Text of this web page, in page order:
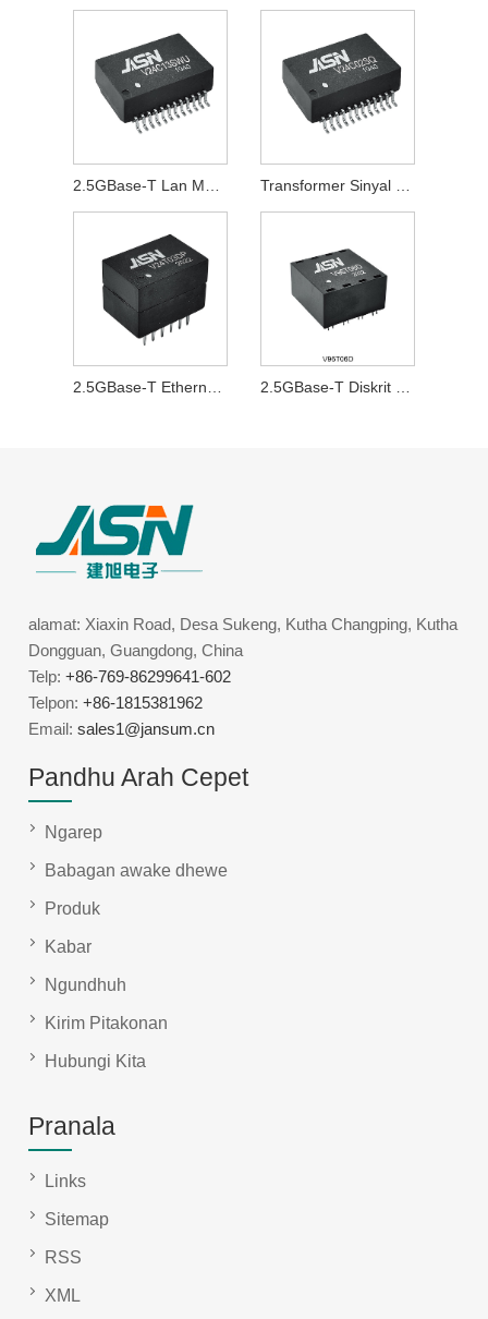
alamat: Xiaxin Road, Desa Sukeng, Kutha Changping, Kutha
Dongguan, Guangdong, China
Telp:+86-769-86299641-602
Telpon:+86-1815381962
Email:sales1@jansum.cn
Pandhu Arah Cepet
Ngarep
Babagan awake dhewe
Produk
Kabar
Ngundhuh
Kirim Pitakonan
Hubungi Kita
Pranala
Links
Sitemap
RSS
XML